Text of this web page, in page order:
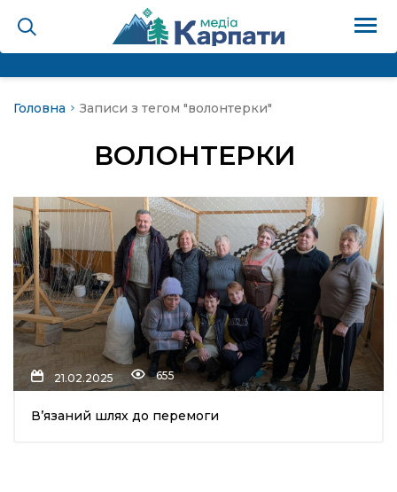
голос гірського
холєра, шо вповідає
Головна Записи з тегом "волонтерки"
ВОЛОНТЕРКИ
21.02.2025 655
В’язаний шлях до перемоги